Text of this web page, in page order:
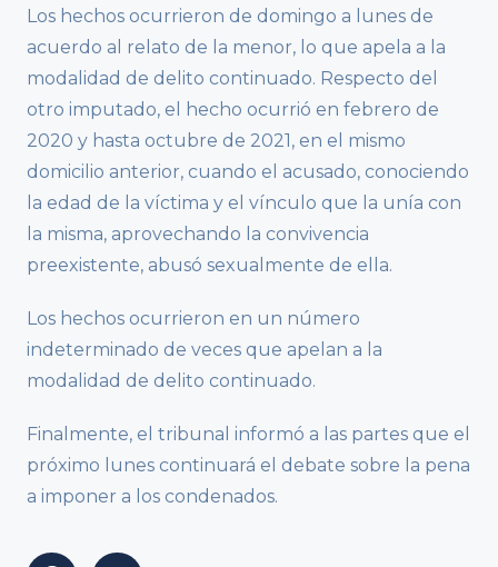
Los hechos ocurrieron de domingo a lunes de
acuerdo al relato de la menor, lo que apela a la
modalidad de delito continuado. Respecto del
otro imputado, el hecho ocurrió en febrero de
2020 y hasta octubre de 2021, en el mismo
domicilio anterior, cuando el acusado, conociendo
la edad de la víctima y el vínculo que la unía con
la misma, aprovechando la convivencia
preexistente, abusó sexualmente de ella.
Los hechos ocurrieron en un número
indeterminado de veces que apelan a la
modalidad de delito continuado.
Finalmente, el tribunal informó a las partes que el
próximo lunes continuará el debate sobre la pena
a imponer a los condenados.